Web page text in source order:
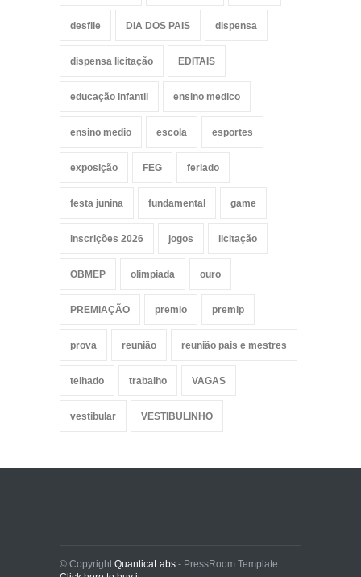
desfile DIA DOS PAIS dispensa
dispensa licitação EDITAIS
educação infantil ensino medico
ensino medio escola esportes
exposição FEG feriado
festa junina fundamental game
inscrições 2026 jogos licitação
OBMEP olimpiada ouro
PREMIAÇÃO premio premip
prova reunião reunião pais e mestres
telhado trabalho VAGAS
vestibular VESTIBULINHO
© Copyright QuanticaLabs - PressRoom Template.